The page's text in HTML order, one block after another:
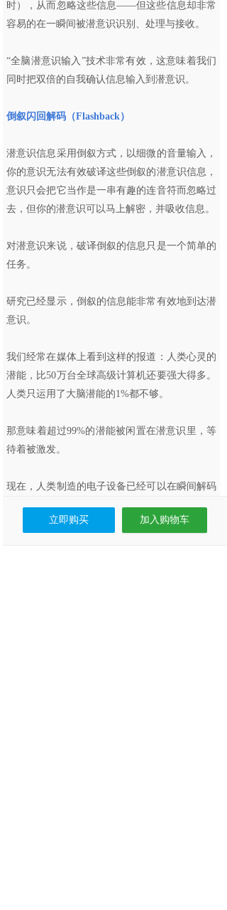
立即购买 加入购物车
时），从而忽略这些信息——但这些信息却非常
容易的在一瞬间被潜意识识别、处理与接收。
“全脑潜意识输入”技术非常有效，这意味着我们
同时把双倍的自我确认信息输入到潜意识。
倒叙闪回解码（Flashback）
潜意识信息采用倒叙方式，以细微的音量输入，
你的意识无法有效破译这些倒叙的潜意识信息，
意识只会把它当作是一串有趣的连音符而忽略过
去，但你的潜意识可以马上解密，并吸收信息。
对潜意识来说，破译倒叙的信息只是一个简单的
任务。
研究已经显示，倒叙的信息能非常有效地到达潜
意识。
我们经常在媒体上看到这样的报道：人类心灵的
潜能，比50万台全球高级计算机还要强大得多。
人类只运用了大脑潜能的1%都不够。
那意味着超过99%的潜能被闲置在潜意识里，等
待着被激发。
现在，人类制造的电子设备已经可以在瞬间解码
比特以上数据的人类大脑，当然也能够轻松完